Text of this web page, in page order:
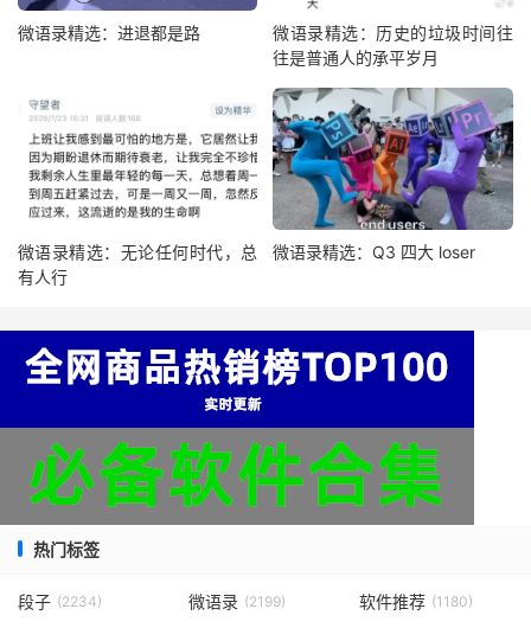
微语录精选：进退都是路
微语录精选：历史的垃圾时间往
往是普通人的承平岁月
微语录精选：无论任何时代，总
有人行
微语录精选：Q3 四大 loser
热门标签
段子 (2234) 微语录 (2199) 软件推荐 (1180)